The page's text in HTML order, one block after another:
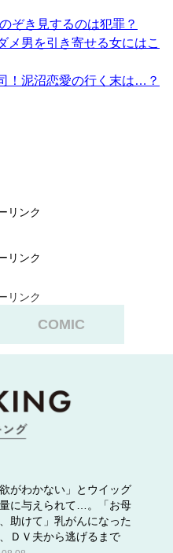
ぞき見するのは犯罪？
男を引き寄せる女にはこ
！泥沼恋愛の行く末は…？
リンク
リンク
リンク
COMIC
欲がわかない」とウイッグ
に与えられて…。「お母
助けて」乳がんになった
ＤＶ夫から逃げるまで